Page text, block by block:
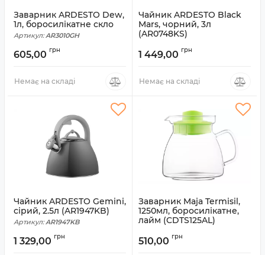
Заварник ARDESTO Dew,
1л, боросилікатне скло
Артикул: AR3010GH
605,00 грн
Немає на складі
Чайник ARDESTO Black
Mars, чорний, 3л
(AR0748KS)
1 449,00 грн
Немає на складі
Чайник ARDESTO Gemini,
сірий, 2.5л (AR1947KB)
Артикул: AR1947KB
1 329,00 грн
Заварник Maja Termisil,
1250мл, боросилікатне,
лайм (CDTS125AL)
510,00 грн